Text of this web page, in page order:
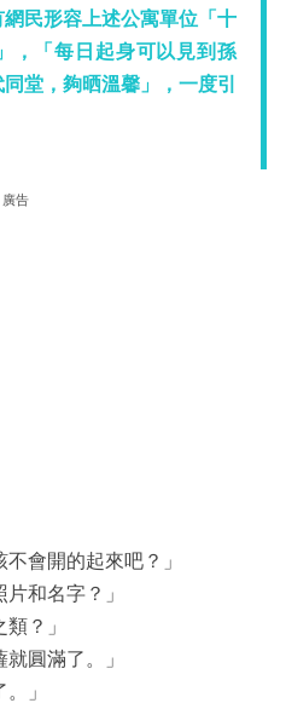
民形容上述公寓單位「十
，「每日起身可以見到孫
堂，夠晒溫馨」，一度引
廣告
不會開的起來吧？」
片和名字？」
？」
就圓滿了。」
」